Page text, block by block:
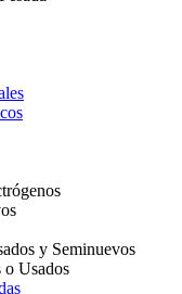
y Seminuevos
o Usados